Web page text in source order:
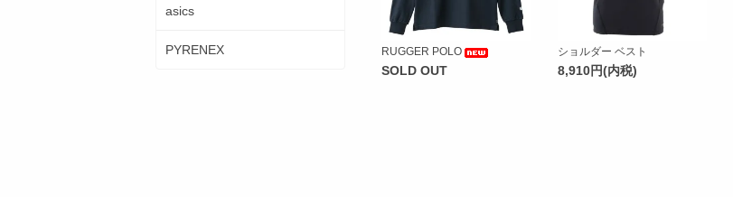
RUGGER POLO
SOLD OUT
ショルダー ベスト
8,910円(内税)
asics
PYRENEX